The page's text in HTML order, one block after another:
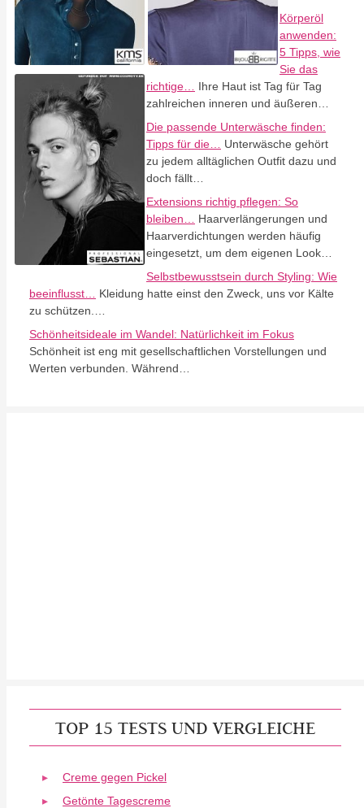
Körperöl
anwenden:
5 Tipps, wie
Sie das
richtige…
Ihre Haut ist Tag für Tag
zahlreichen inneren und äußeren…
Die passende Unterwäsche finden:
Tipps für die…
Unterwäsche gehört
zu jedem alltäglichen Outfit dazu und
doch fällt…
Extensions richtig pflegen: So
bleiben…
Haarverlängerungen und
Haarverdichtungen werden häufig
eingesetzt, um dem eigenen Look…
Selbstbewusstsein durch Styling: Wie
beeinflusst…
Kleidung hatte einst den Zweck, uns vor Kälte
zu schützen.…
Schönheitsideale im Wandel: Natürlichkeit im Fokus
Schönheit ist eng mit gesellschaftlichen Vorstellungen und
Werten verbunden. Während…
TOP 15 TESTS UND VERGLEICHE
Creme gegen Pickel
Getönte Tagescreme